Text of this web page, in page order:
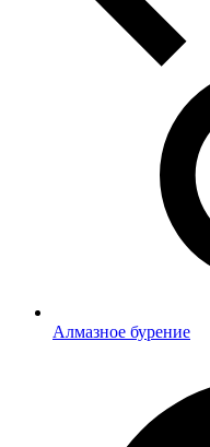
Алмазное бурение